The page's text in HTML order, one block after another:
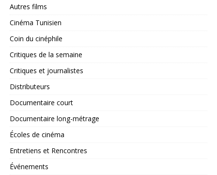
Autres films
Cinéma Tunisien
Coin du cinéphile
Critiques de la semaine
Critiques et journalistes
Distributeurs
Documentaire court
Documentaire long-métrage
Écoles de cinéma
Entretiens et Rencontres
Événements